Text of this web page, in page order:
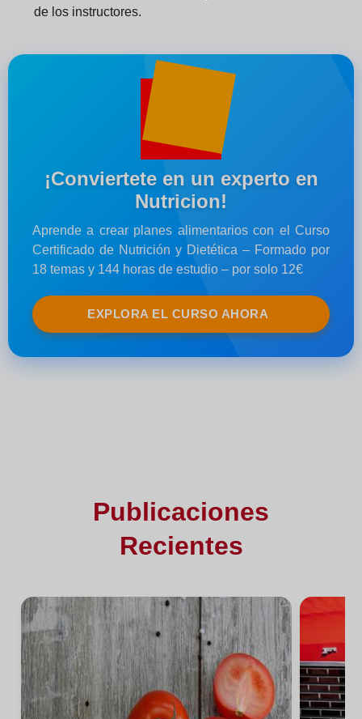
de los instructores.
¡Conviertete en un experto en
Nutricion!
Aprende a crear planes alimentarios con el Curso
Certificado de Nutrición y Dietética – Formado por
18 temas y 144 horas de estudio – por solo 12€
EXPLORA EL CURSO AHORA
Publicaciones
Recientes